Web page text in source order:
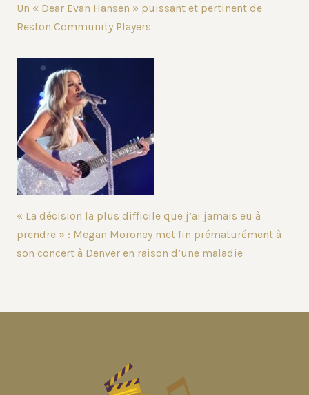
Un « Dear Evan Hansen » puissant et pertinent de
Reston Community Players
« La décision la plus difficile que j’ai jamais eu à
prendre » : Megan Moroney met fin prématurément à
son concert à Denver en raison d’une maladie